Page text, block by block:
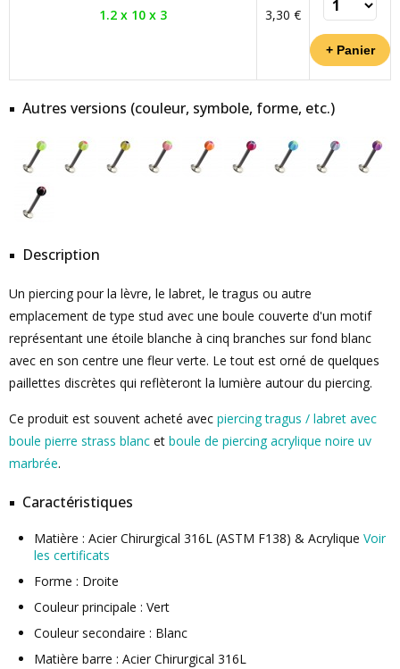
1.2 x 10 x 3 3,30 €
Autres versions (couleur, symbole, forme, etc.)
Description
Un piercing pour la lèvre, le labret, le tragus ou autre
emplacement de type stud avec une boule couverte d'un motif
représentant une étoile blanche à cinq branches sur fond blanc
avec en son centre une fleur verte. Le tout est orné de quelques
paillettes discrètes qui reflèteront la lumière autour du piercing.
Ce produit est souvent acheté avec piercing tragus / labret avec
boule pierre strass blanc et boule de piercing acrylique noire uv
marbrée.
Caractéristiques
Matière : Acier Chirurgical 316L (ASTM F138) & Acrylique Voir
les certificats
Forme : Droite
Couleur principale : Vert
Couleur secondaire : Blanc
Matière barre : Acier Chirurgical 316L